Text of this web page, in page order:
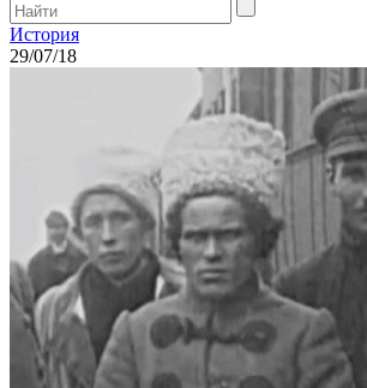
История
29/07/18